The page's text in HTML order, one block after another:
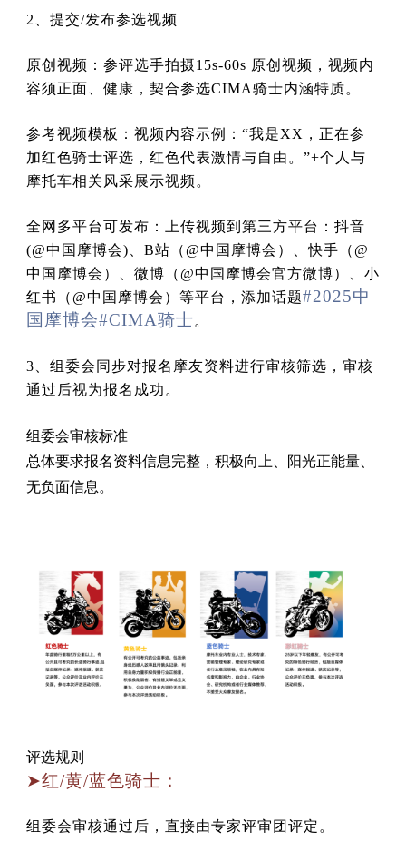
2、提交/发布参选视频
原创视频：参评选手拍摄15s-60s 原创视频，视频内
容须正面、健康，契合参选CIMA骑士内涵特质。
参考视频模板：视频内容示例：“我是XX，正在参
加红色骑士评选，红色代表激情与自由。”+个人与
摩托车相关风采展示视频。
全网多平台可发布：上传视频到第三方平台：抖音
(@中国摩博会)、B站（@中国摩博会）、快手（@
中国摩博会）、微博（@中国摩博会官方微博）、小
红书（@中国摩博会）等平台，添加话题#2025中
国摩博会#CIMA骑士。
3、组委会同步对报名摩友资料进行审核筛选，审核
通过后视为报名成功。
组委会审核标准
总体要求报名资料信息完整，积极向上、阳光正能量、
无负面信息。
评选规则
➤红/黄/蓝色骑士：
组委会审核通过后，直接由专家评审团评定。